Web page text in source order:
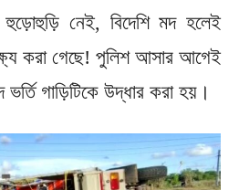
নেই, বিদেশি মদ হলেই
করা গেছে! পুলিশ আসার আগেই
গাড়িটিকে উদ্ধার করা হয়।